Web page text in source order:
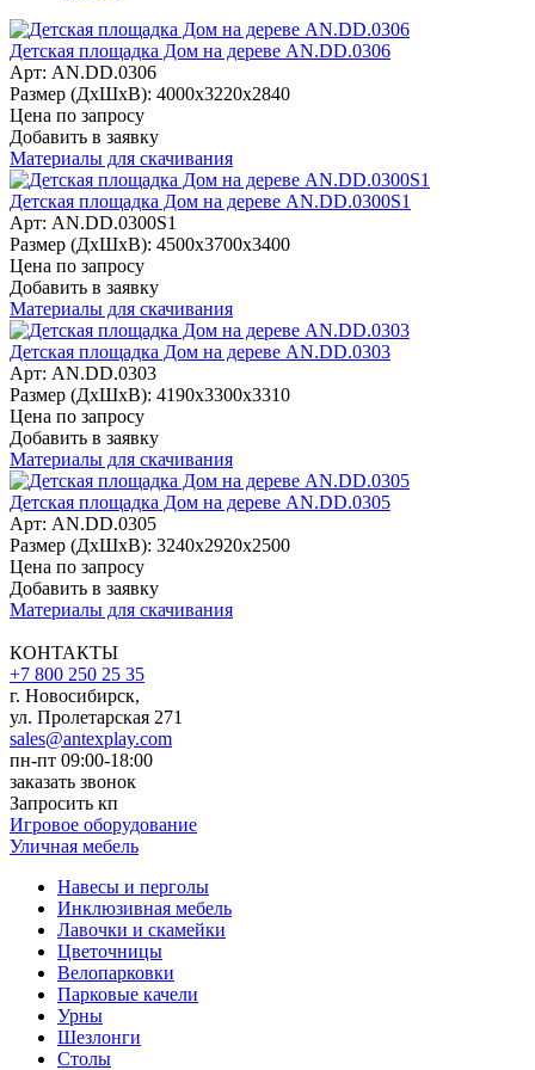
Детская площадка Дом на дереве AN.DD.0306
Арт: AN.DD.0306
Размер (ДхШхВ): 4000х3220х2840
Цена по запросу
Добавить в заявку
Материалы для скачивания
Детская площадка Дом на дереве AN.DD.0300S1
Арт: AN.DD.0300S1
Размер (ДхШхВ): 4500х3700х3400
Цена по запросу
Добавить в заявку
Материалы для скачивания
Детская площадка Дом на дереве AN.DD.0303
Арт: AN.DD.0303
Размер (ДхШхВ): 4190х3300х3310
Цена по запросу
Добавить в заявку
Материалы для скачивания
Детская площадка Дом на дереве AN.DD.0305
Арт: AN.DD.0305
Размер (ДхШхВ): 3240х2920х2500
Цена по запросу
Добавить в заявку
Материалы для скачивания
КОНТАКТЫ
+7 800 250 25 35
г. Новосибирск,
ул. Пролетарская 271
sales@antexplay.com
пн-пт 09:00-18:00
заказать звонок
Запросить кп
Игровое оборудование
Уличная мебель
Навесы и перголы
Инклюзивная мебель
Лавочки и скамейки
Цветочницы
Велопарковки
Парковые качели
Урны
Шезлонги
Столы